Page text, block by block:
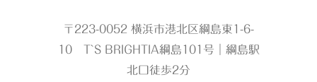
〒223-0052 横浜市港北区綱島東1-6-
10 T`S BRIGHTIA綱島101号｜綱島駅
北口徒歩2分